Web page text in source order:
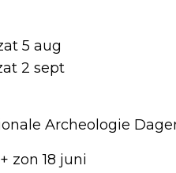
5 aug
2 sept
Archeologie
zon 18 juni